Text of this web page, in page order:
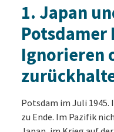
1. Japan
Potsdamer
Ignorieren
Potsdam im Juli 1945.
zu Ende. Im Pazifik